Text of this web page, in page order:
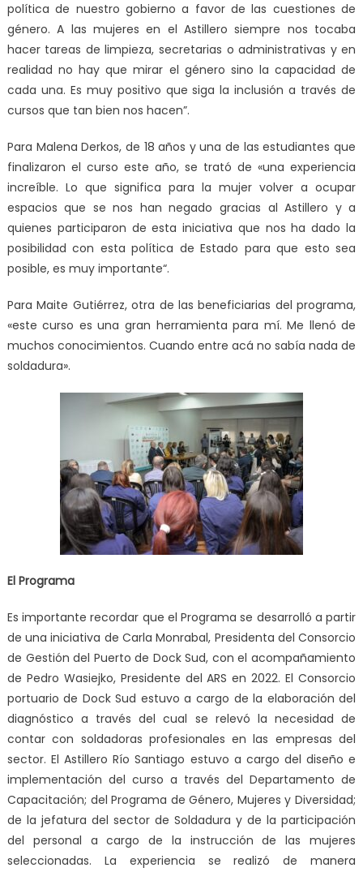
política de nuestro gobierno a favor de las cuestiones de
género. A las mujeres en el Astillero siempre nos tocaba
hacer tareas de limpieza, secretarias o administrativas y en
realidad no hay que mirar el género sino la capacidad de
cada una. Es muy positivo que siga la inclusión a través de
cursos que tan bien nos hacen”.
Para Malena Derkos, de 18 años y una de las estudiantes que
finalizaron el curso este año, se trató de «una experiencia
increíble. Lo que significa para la mujer volver a ocupar
espacios que se nos han negado gracias al Astillero y a
quienes participaron de esta iniciativa que nos ha dado la
posibilidad con esta política de Estado para que esto sea
posible, es muy importante“.
Para Maite Gutiérrez, otra de las beneficiarias del programa,
«este curso es una gran herramienta para mí. Me llenó de
muchos conocimientos. Cuando entre acá no sabía nada de
soldadura».
El Programa
Es importante recordar que el Programa se desarrolló a partir
de una iniciativa de Carla Monrabal, Presidenta del Consorcio
de Gestión del Puerto de Dock Sud, con el acompañamiento
de Pedro Wasiejko, Presidente del ARS en 2022. El Consorcio
portuario de Dock Sud estuvo a cargo de la elaboración del
diagnóstico a través del cual se relevó la necesidad de
contar con soldadoras profesionales en las empresas del
sector. El Astillero Río Santiago estuvo a cargo del diseño e
implementación del curso a través del Departamento de
Capacitación; del Programa de Género, Mujeres y Diversidad;
de la jefatura del sector de Soldadura y de la participación
del personal a cargo de la instrucción de las mujeres
seleccionadas. La experiencia se realizó de manera